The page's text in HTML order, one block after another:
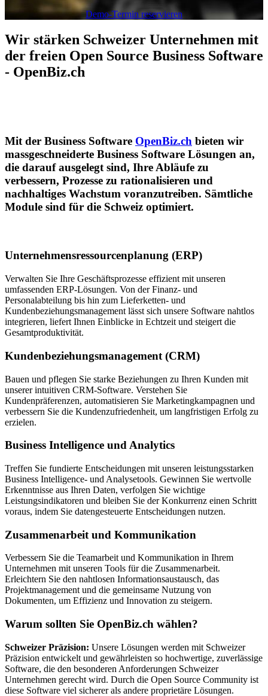
Demo-Termin reservieren
Wir stärken Schweizer Unternehmen mit
der freien Open Source Business Software
- OpenBiz.ch
Mit der Business Software OpenBiz.ch bieten wir
massgeschneiderte Business Software Lösungen an,
die darauf ausgelegt sind, Ihre Abläufe zu
verbessern, Prozesse zu rationalisieren und
nachhaltiges Wachstum voranzutreiben. Sämtliche
Module sind für die Schweiz optimiert.
Unternehmensressourcenplanung (ERP)
Verwalten Sie Ihre Geschäftsprozesse effizient mit unseren
umfassenden ERP-Lösungen. Von der Finanz- und
Personalabteilung bis hin zum Lieferketten- und
Kundenbeziehungsmanagement lässt sich unsere Software nahtlos
integrieren, liefert Ihnen Einblicke in Echtzeit und steigert die
Gesamtproduktivität.
Kundenbeziehungsmanagement (CRM)
Bauen und pflegen Sie starke Beziehungen zu Ihren Kunden mit
unserer intuitiven CRM-Software. Verstehen Sie
Kundenpräferenzen, automatisieren Sie Marketingkampagnen und
verbessern Sie die Kundenzufriedenheit, um langfristigen Erfolg zu
erzielen.
Business Intelligence und Analytics
Treffen Sie fundierte Entscheidungen mit unseren leistungsstarken
Business Intelligence- und Analysetools. Gewinnen Sie wertvolle
Erkenntnisse aus Ihren Daten, verfolgen Sie wichtige
Leistungsindikatoren und bleiben Sie der Konkurrenz einen Schritt
voraus, indem Sie datengesteuerte Entscheidungen nutzen.
Zusammenarbeit und Kommunikation
Verbessern Sie die Teamarbeit und Kommunikation in Ihrem
Unternehmen mit unseren Tools für die Zusammenarbeit.
Erleichtern Sie den nahtlosen Informationsaustausch, das
Projektmanagement und die gemeinsame Nutzung von
Dokumenten, um Effizienz und Innovation zu steigern.
Warum sollten Sie OpenBiz.ch wählen?
Schweizer Präzision: Unsere Lösungen werden mit Schweizer
Präzision entwickelt und gewährleisten so hochwertige, zuverlässige
Software, die den besonderen Anforderungen Schweizer
Unternehmen gerecht wird. Durch die Open Source Community ist
diese Software viel sicherer als andere proprietäre Lösungen.